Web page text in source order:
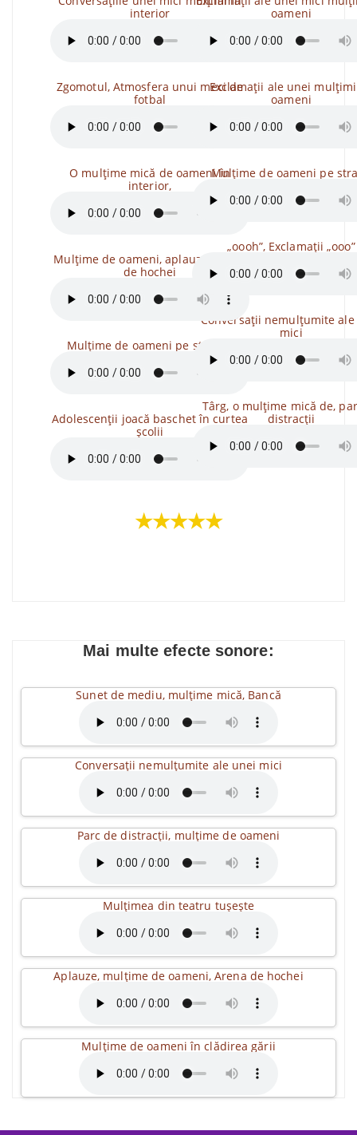
interior
Zgomotul, Atmosfera unui meci de
fotbal
O mulțime mică de oameni în
interior,
Mulțime de oameni, aplauze, Arena
de hochei
Mulțime de oameni pe stadion
Adolescenții joacă baschet în curtea
școlii
oameni
Exclamații ale unei
oameni
Mulțime de oameni pe
„oooh”, Exclamații „ooo”
Conversații nemulțumite
mici
Târg, o mulțime mică de,
distracții
★★★★★
Mai multe efecte sonore:
Sunet de mediu, mulțime mică, Bancă
Conversații nemulțumite ale unei mici
Parc de distracții, mulțime de oameni
Mulțimea din teatru tușește
Aplauze, mulțime de oameni, Arena de hochei
Mulțime de oameni în clădirea gării